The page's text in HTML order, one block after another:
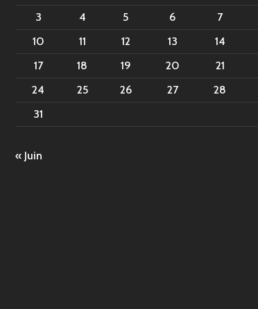
3
4 5 6 7
10
11 12 13 14
17
18 19 20 21
24
25 26 27 28
31
« Juin